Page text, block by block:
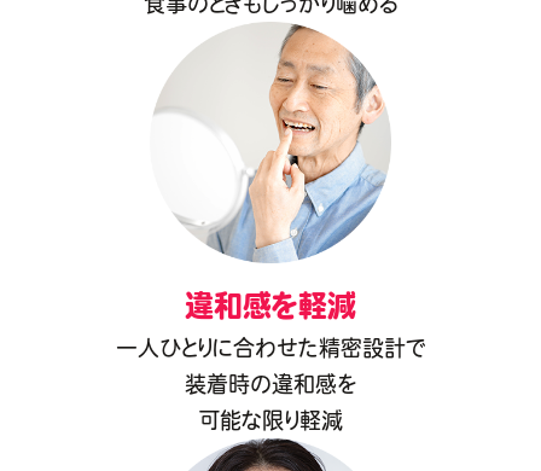
違和感を軽減
一人ひとりに合わせた精密設計で
装着時の違和感を
可能な限り軽減